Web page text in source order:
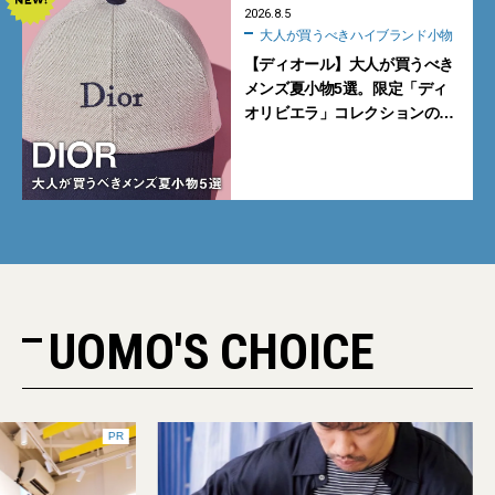
2026.8.5
大人が買うべきハイブランド小物
【ディオール】大人が買うべき
メンズ夏小物5選。限定「ディ
オリビエラ」コレクションの
UOMO'S CHOICE
PR